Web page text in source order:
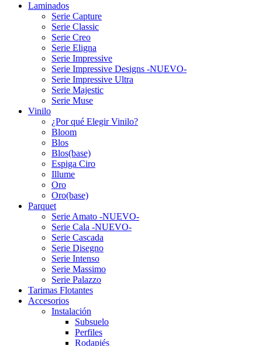
Laminados
Serie Capture
Serie Classic
Serie Creo
Serie Eligna
Serie Impressive
Serie Impressive Designs -NUEVO-
Serie Impressive Ultra
Serie Majestic
Serie Muse
Vinilo
¿Por qué Elegir Vinilo?
Bloom
Blos
Blos(base)
Espiga Ciro
Illume
Oro
Oro(base)
Parquet
Serie Amato -NUEVO-
Serie Cala -NUEVO-
Serie Cascada
Serie Disegno
Serie Intenso
Serie Massimo
Serie Palazzo
Tarimas Flotantes
Accesorios
Instalación
Subsuelo
Perfiles
Rodapiés